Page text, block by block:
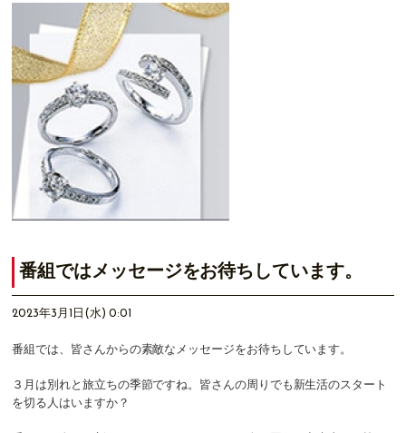
番組ではメッセージをお待ちしています。
2023年3月1日(水) 0:01
番組では、皆さんからの素敵なメッセージをお待ちしています。
３月は別れと旅立ちの季節ですね。皆さんの周りでも新生活のスタート
を切る人はいますか？